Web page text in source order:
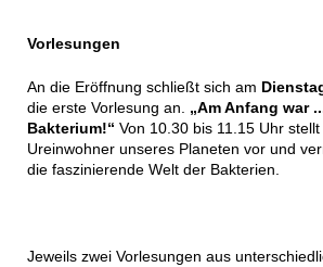
Vorlesungen
An die Eröffnung schließt sich am
die erste Vorlesung an. „Am Anfang war
Bakterium!“ Von 10.30 bis 11.15 Uhr
Ureinwohner unseres Planeten vor und
die faszinierende Welt der Bakterien.
Jeweils zwei Vorlesungen aus